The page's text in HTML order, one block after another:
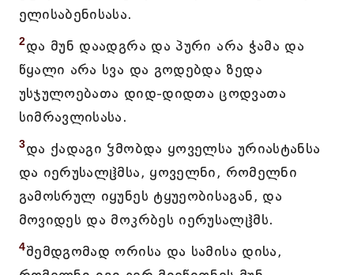
ელისაბენისასა.
2და მუნ დაადგრა და პური არა ჭამა და
წყალი არა სვა და გოდებდა ზედა
უსჯულოებათა დიდ-დიდთა ცოდვათა
სიმრავლისასა.
3და ქადაგი ჴმობდა ყოველსა ურიასტანსა
და იერუსალჱმსა, ყოველნი, რომელნი
გამოსრულ იყუნეს ტყუეობისაგან, და
მოვიდეს და მოკრბეს იერუსალჱმს.
4შემდგომად ორისა და სამისა დისა,